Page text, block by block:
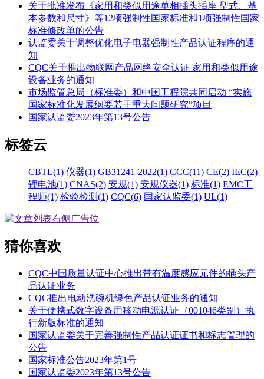
关于批准发布《家用和类似用途单相插头插座 型式、基
本参数和尺寸》等12项强制性国家标准和1项强制性国家
标准修改单的公告
认监委关于调整优化电子电器强制性产品认证程序的通
知
CQC关于推出物联网产品网络安全认证 家用和类似用途
设备业务的通知
市场监管总局（标准委）和中国工程院共同启动 “实施
国家标准化发展纲要若干重大问题研究”项目
国家认监委2023年第13号公告
标签云
CBTL(1) 仪器(1) GB31241-2022(1) CCC(11) CE(2) IEC(2)
锂电池(1) CNAS(2) 安规(1) 安规仪器(1) 标准(1) EMC工
程师(1) 检验检测(1) CQC(6) 国家认监委(1) UL(1)
猜你喜欢
CQC中国质量认证中心推出带有温度感应元件的插头产
品认证业务
CQC推出电动洗碗机绿色产品认证业务的通知
关于便携式数字设备用移动电源认证（001046类别）执
行新版标准的通知
国家认监委关于完善强制性产品认证证书和标志管理的
公告
国家标准公告2023年第1号
国家认监委2023年第13号公告